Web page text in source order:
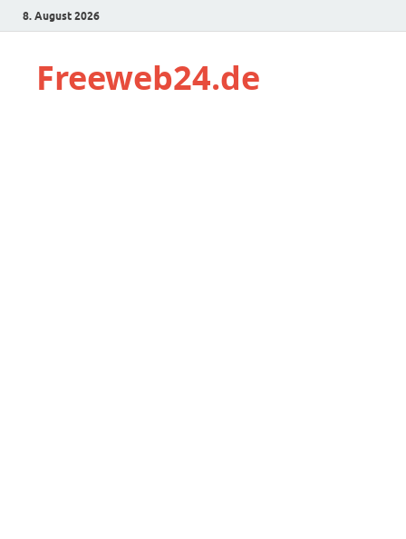
8. August 2026
Freeweb24.de